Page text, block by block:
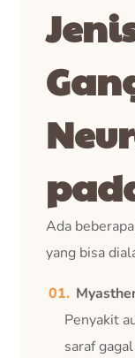
Ada
yang bisa
Penyakit
saraf